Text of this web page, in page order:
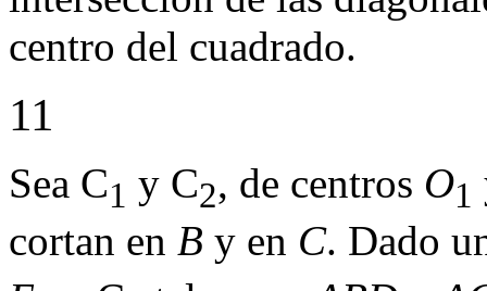
centro del cuadrado.
11
Sea C1 y C2, de centros O1
cortan en B y en C. Dado